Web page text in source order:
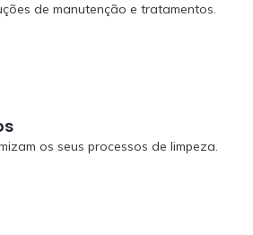
de manutenção e tratamentos.
os seus processos de limpeza.